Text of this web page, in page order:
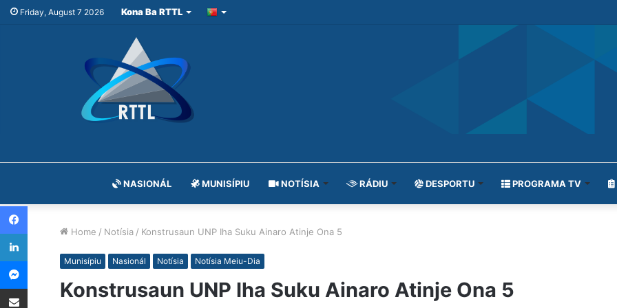
Friday, August 7 2026 Kona Ba RTTL
NASIONÁL MUNISÍPIU NOTÍSIA RÁDIU DESPORTU PROGRAMA TV
Home / Notísia / Konstrusaun UNP Iha Suku Ainaro Atinje Ona 5
Munisípiu Nasionál Notísia Notísia Meiu-Dia
Konstrusaun UNP Iha Suku Ainaro Atinje Ona 5
Facebook
LinkedIn
Messenger